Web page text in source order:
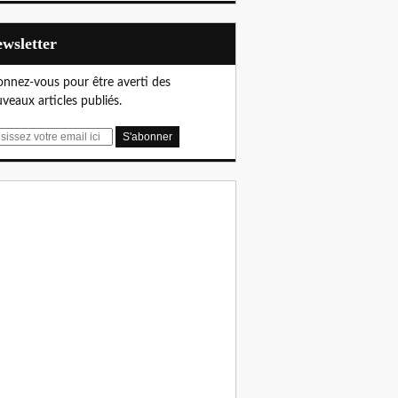
vous pour être averti des
articles publiés.